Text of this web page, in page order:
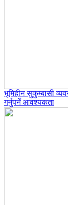
भूमिहीन सुकुम्बासी
गर्नुपर्ने आवश्यकता